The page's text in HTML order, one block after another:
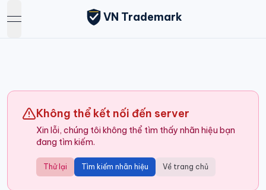
open navigation menu
VN Trademark
Không thể kết nối đến server
Xin lỗi, chúng tôi không thể tìm thấy nhãn hiệu bạn
đang tìm kiếm.
Thử lại Tìm kiếm nhãn hiệu Về trang chủ